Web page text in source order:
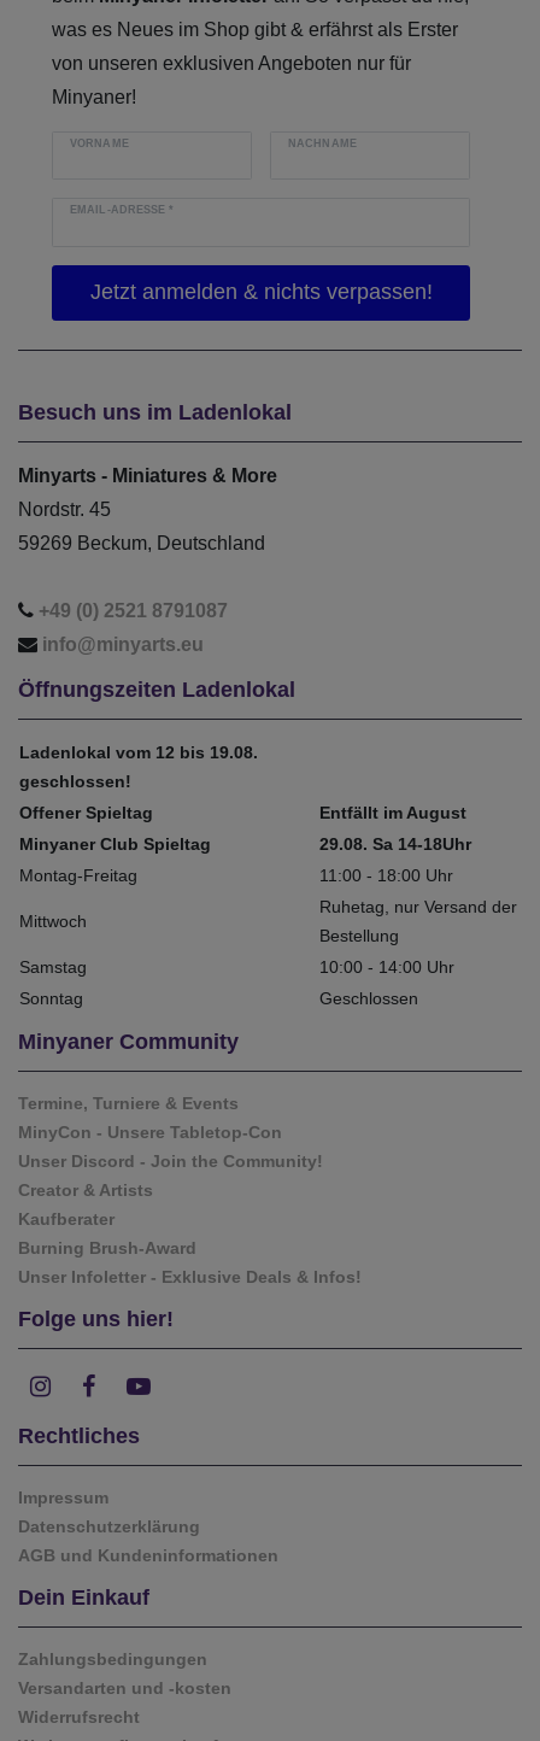
was es Neues im Shop gibt & erfährst als Erster
von unseren exklusiven Angeboten nur für
Minyaner!
VORNAME NACHNAME
EMAIL-ADRESSE*
Besuch uns im Ladenlokal
Minyarts - Miniatures & More
Nordstr. 45
59269 Beckum, Deutschland
+49 (0) 2521 8791087
info@minyarts.eu
Öffnungszeiten Ladenlokal
Ladenlokal vom 12 bis 19.08.
geschlossen!
Offener Spieltag
Entfällt im August
Minyaner Club Spieltag
29.08. Sa 14-18Uhr
Montag-Freitag
11:00 - 18:00 Uhr
Mittwoch
Ruhetag, nur Versand der
Bestellung
Samstag
10:00 - 14:00 Uhr
Sonntag
Geschlossen
Minyaner Community
Termine, Turniere & Events
MinyCon - Unsere Tabletop-Con
Unser Discord - Join the Community!
Creator & Artists
Kaufberater
Burning Brush-Award
Unser Infoletter - Exklusive Deals & Infos!
Folge uns hier!
Rechtliches
Impressum
Datenschutzerklärung
AGB und Kundeninformationen
Dein Einkauf
Zahlungsbedingungen
Versandarten und -kosten
Widerrufsrecht